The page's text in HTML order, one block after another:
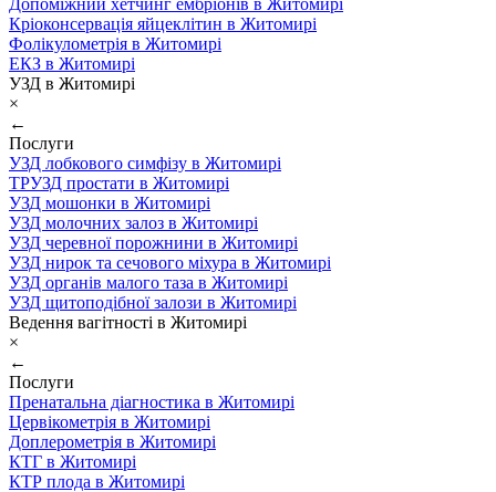
Допоміжний хетчинг ембріонів в Житомирі
Кріоконсервація яйцеклітин в Житомирі
Фолікулометрія в Житомирі
ЕКЗ в Житомирі
УЗД в Житомирі
×
←
Послуги
УЗД лобкового симфізу в Житомирі
ТРУЗД простати в Житомирі
УЗД мошонки в Житомирі
УЗД молочних залоз в Житомирі
УЗД черевної порожнини в Житомирі
УЗД нирок та сечового міхура в Житомирі
УЗД органів малого таза в Житомирі
УЗД щитоподібної залози в Житомирі
Ведення вагітності в Житомирі
×
←
Послуги
Пренатальна діагностика в Житомирі
Цервікометрія в Житомирі
Доплерометрія в Житомирі
КТГ в Житомирі
КТР плода в Житомирі